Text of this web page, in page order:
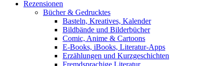
Rezensionen
Bücher & Gedrucktes
Basteln, Kreatives, Kalender
Bildbände und Bilderbücher
Comic, Anime & Cartoons
E-Books, iBooks, Literatur-Apps
Erzählungen und Kurzgeschichten
Fremdsprachige Literatur